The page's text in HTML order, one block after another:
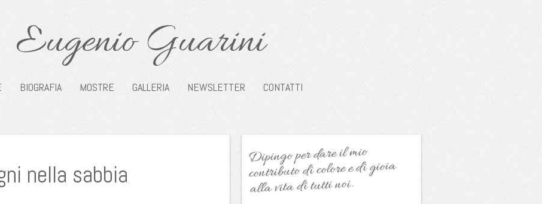
Eugenio Guarini
BIOGRAFIA MOSTRE GALLERIA NEWSLETTER CONTATTI
nella sabbia
Dipingo per dare il mio
contributo di colore e di gioia
alla vita di tutti noi.